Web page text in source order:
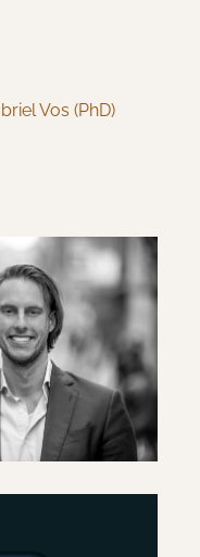
Vos (PhD)